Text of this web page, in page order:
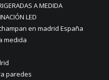
A MEDIDA
LED
en madrid España
medida
paredes